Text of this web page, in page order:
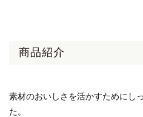
商品紹介
素材のおいしさを活かすためにし
た。